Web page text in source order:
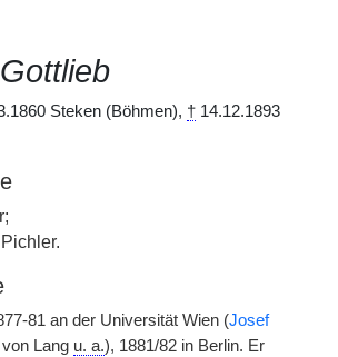
Gottlieb
Steken (Böhmen), † 14.12.1893
81 an der Universität Wien (Josef
Lang u. a.), 1881/82 in Berlin. Er